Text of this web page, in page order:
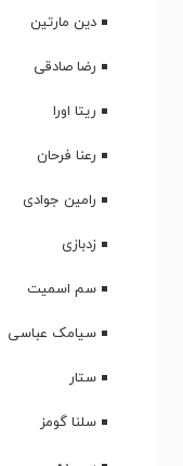
دین مارتین
رضا صادقی
ریتا اورا
رعنا فرحان
رامین جوادی
زدبازی
سم اسمیت
سیامک عباسی
ستار
سلنا گومز